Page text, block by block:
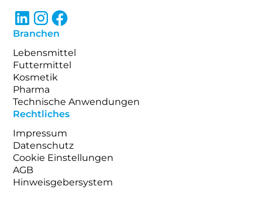
Branchen
Lebensmittel
Futtermittel
Kosmetik
Pharma
Technische Anwendungen
Rechtliches
Impressum
Datenschutz
Cookie Einstellungen
AGB
Hinweisgebersystem